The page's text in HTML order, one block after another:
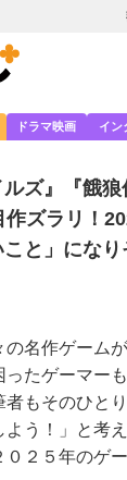
ドラマ映画 イン
ルズ』『餓
ズラリ！
こと」にな
の名作ゲーム
たゲーマー
者もそのひと
よう！」と考
２５年のゲ